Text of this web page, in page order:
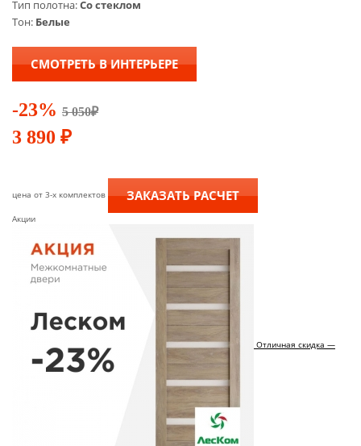
Тип полотна:Со стеклом
Тон: Белые
СМОТРЕТЬ В ИНТЕРЬЕРЕ
-23% 5 050₽
3 890 ₽
цена от 3-х комплектов ЗАКАЗАТЬ РАСЧЕТ
Акции
Отличная скидка —